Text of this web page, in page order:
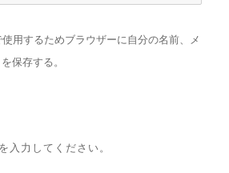
用するためブラウザーに自分の名前、メ
保存する。
入力してください。